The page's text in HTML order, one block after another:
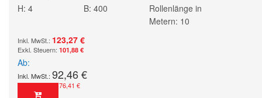
H: 4 B: 400
Rollenlänge in
Metern: 10
123,27 €
101,88 €
Ab
92,46 €
76,41 €